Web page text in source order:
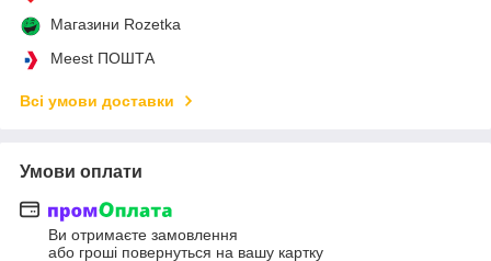
Магазини Rozetka
Meest ПОШТА
Всі умови доставки
Умови оплати
Ви отримаєте замовлення
або гроші повернуться на вашу картку